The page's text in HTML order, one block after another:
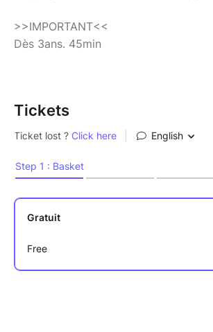
>>IMPORTANT<<
Dès 3ans. 45min
Tickets